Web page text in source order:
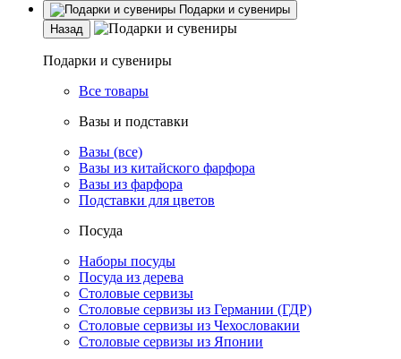
Подарки и сувениры
Назад
Подарки и сувениры
Все товары
Вазы и подставки
Вазы (все)
Вазы из китайского фарфора
Вазы из фарфора
Подставки для цветов
Посуда
Наборы посуды
Посуда из дерева
Столовые сервизы
Столовые сервизы из Германии (ГДР)
Столовые сервизы из Чехословакии
Столовые сервизы из Японии